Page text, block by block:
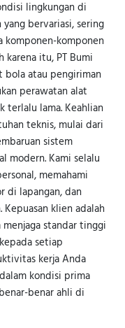
lingkungan di
bervariasi, sering
komponen
karena itu, PT Bumi
bola atau pengiriman
perawatan alat
terlalu lama. Keahlian
teknis, mulai dari
sistem
modern. Kami selalu
memahami
di lapangan, dan
klien adalah
standar tinggi
setiap
kerja Anda
kondisi prima
benar ahli di